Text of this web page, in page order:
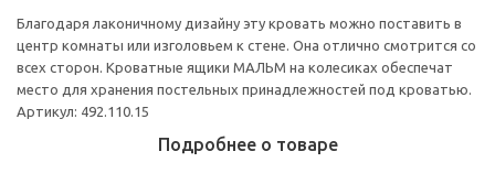
Благодаря лаконичному дизайну эту кровать можно поставить в
центр комнаты или изголовьем к стене. Она отлично смотрится со
всех сторон. Кроватные ящики МАЛЬМ на колесиках обеспечат
место для хранения постельных принадлежностей под кроватью.
Артикул: 492.110.15
Подробнее о товаре